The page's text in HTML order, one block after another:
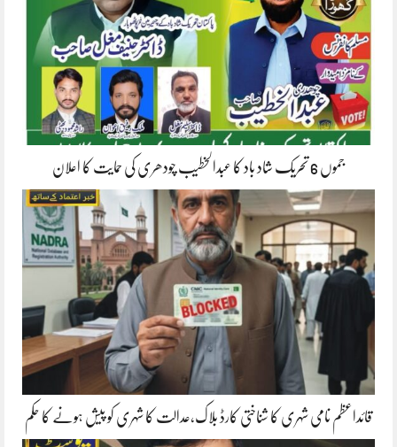
جموں 6 تحریک شاد باد کا عبدالخطیب چودھری کی حمایت کا اعلان
قائداعظم نامی شہری کا شناختی کارڈ بلاک،عدالت کا شہری کو پیش ہونے کا حکم